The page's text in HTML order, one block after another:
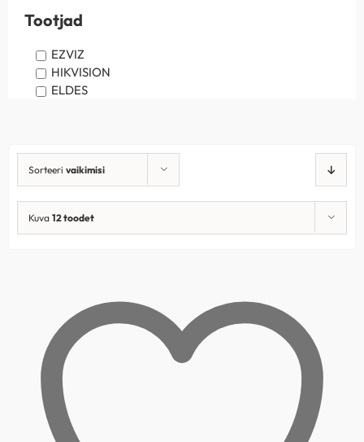
Sorteeri vaikimisi
Kuva 12 toodet
Tootjad
EZVIZ
HIKVISION
ELDES